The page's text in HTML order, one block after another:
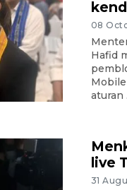
08
Hafid
aturan
live
31